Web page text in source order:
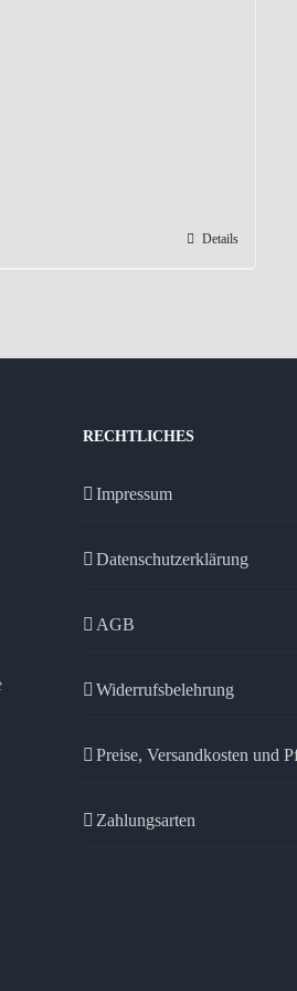
Details
RECHTLICHES
Impressum
Datenschutzerklärung
AGB
Widerrufsbelehrung
Preise, Versandkosten und
Zahlungsarten